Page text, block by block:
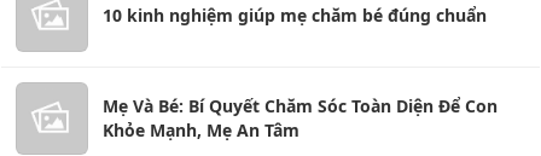
10 kinh nghiệm giúp mẹ chăm bé đúng chuẩn
Mẹ Và Bé: Bí Quyết Chăm Sóc Toàn Diện Để Con
Khỏe Mạnh, Mẹ An Tâm